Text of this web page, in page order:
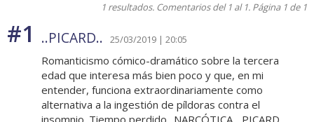
1 resultados. Comentarios del 1 al 1. Página 1 de 1
#1 ..PICARD.. 25/03/2019 | 20:05
Romanticismo cómico-dramático sobre la tercera
edad que interesa más bien poco y que, en mi
entender, funciona extraordinariamente como
alternativa a la ingestión de píldoras contra el